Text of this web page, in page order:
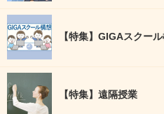
【特集】GIGAスクー
【特集】遠隔授業